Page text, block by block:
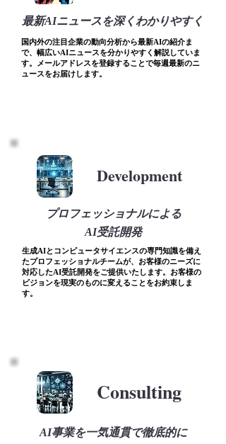
国内外の注目企業の動向分析から最新AIの紹介ま
で、幅広いAIニュースを分かりやすく解説していま
す。メールアドレスを登録することで毎週最新のニ
ュースをお届けします。
最新AIニュースを深くわかりやすく
生成AIとコンピュータサイエンスの専門知識を備え
たプロフェッショナルチームが、お客様のニーズに
対応したAI受託開発をご提供いたします。お客様の
ビジョンを現実のものに変えることをお約束しま
す。
Development
プロフェッショナルによる
AI受託開発
Consulting
AI事業を一気通貫で徹底的に